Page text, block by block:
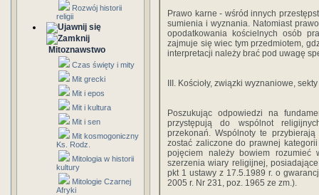
Rozwój historii
religii
Mitoznawstwo
Czas święty i mity
Mit grecki
Mit i epos
Mit i kultura
Mit i sen
Mit kosmogoniczny
Ks. Rodz.
Mitologia w historii
kultury
Mitologie Czarnej
Afryki
Prawo karne - wśród innych
sumienia i wyznania. Natomiast
opodatkowania kościelnych osób
zajmuje się wiec tym przedmiotem,
interpretacji należy brać pod uwagę
III. Kościoły, związki wyznaniowe, sekty
Poszukując odpowiedzi na
przystępują do wspólnot
przekonań. Wspólnoty te
zostać zaliczone do prawnej
pojęciem należy bowiem rozumieć
szerzenia wiary religijnej,
pkt 1 ustawy z 17.5.1989 r. o
2005 r. Nr 231, poz. 1965 ze zm.).